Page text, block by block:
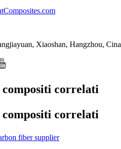
Xiaoshan, Hangzhou, Cina
correlati
correlati